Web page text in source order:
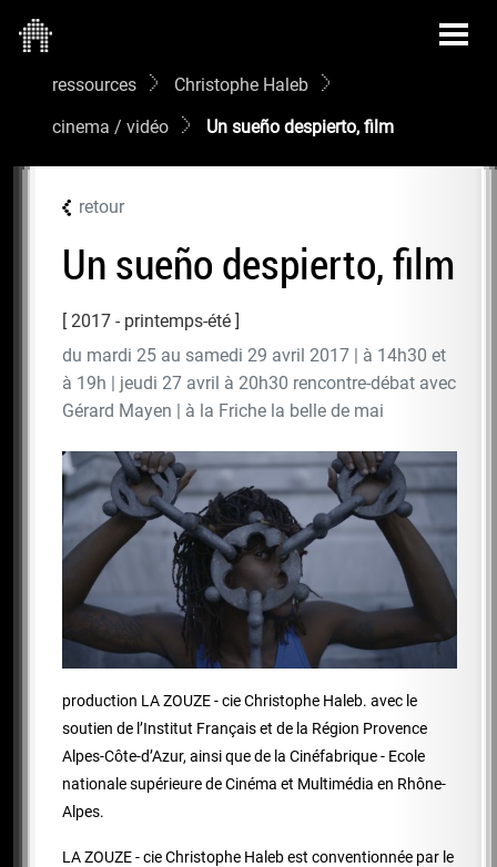
ressources
Christophe Haleb
cinema / vidéo
Un sueño despierto, film
retour
Un sueño despierto, film
2017 - printemps-été
du mardi 25 au samedi 29 avril 2017 | à 14h30 et
à 19h | jeudi 27 avril à 20h30 rencontre-débat avec
Gérard Mayen | à la Friche la belle de mai
production LA ZOUZE - cie Christophe Haleb. avec le
soutien de l’Institut Français et de la Région Provence
Alpes-Côte-d’Azur, ainsi que de la Cinéfabrique - Ecole
nationale supérieure de Cinéma et Multimédia en Rhône-
Alpes.
LA ZOUZE - cie Christophe Haleb est conventionnée par le